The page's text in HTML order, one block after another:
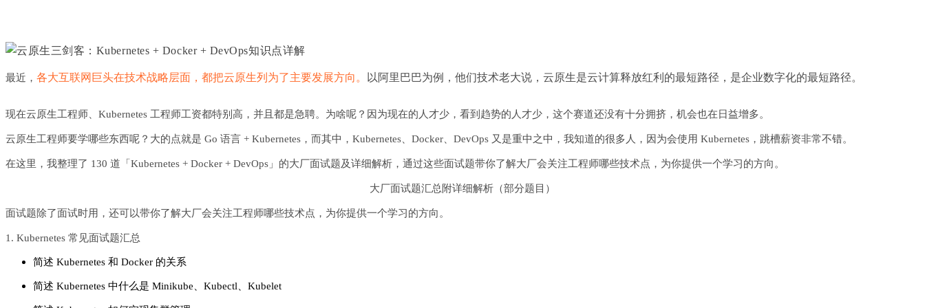
最近， 各大互联网巨头在技术战略层面，都把云原生列为了主要发展方向。 以阿里巴巴为例，他们技术老大说，云原生是云计算释放红利的最短路径，是企业数字化的最短路径。
现在云原生工程师、Kubernetes 工程师工资都特别高，并且都是急聘。为啥呢？因为现在的人才少，看到趋势的人才少， 这个赛道还没有十分拥挤，机会也在日益增多。
云原生工程师要学哪些东西呢？大的点就是 Go 语言 + Kubernetes，而其中，Kubernetes、Docker、DevOps 又是重中之中，我知道的很多人，因为会使用 Kubernetes，跳槽薪资非常不错。
在这里，我整理了 130 道 「Kubernetes + Docker + DevOps」的大厂面试题及详细解析，通过这些面试题带你了解大厂会关注工程师哪些技术点，为你提供一个学习的方向。
大厂面试题汇总附详细解析（部分题目）
面试题除了面试时用，还可以带你了解大厂会关注工程师哪些技术点，为你提供一个学习的方向。
1. Kubernetes 常见面试题汇总
简述 Kubernetes 和 Docker 的关系
简述 Kubernetes 中什么是 Minikube、Kubectl、Kubelet